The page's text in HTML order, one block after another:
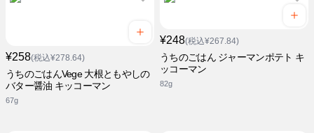
¥258(税込¥278.64)
うちのごはんVege 大根ともやしの
バター醤油 キッコーマン
67g
¥248(税込¥267.84)
うちのごはん ジャーマンポテト キ
ッコーマン
82g